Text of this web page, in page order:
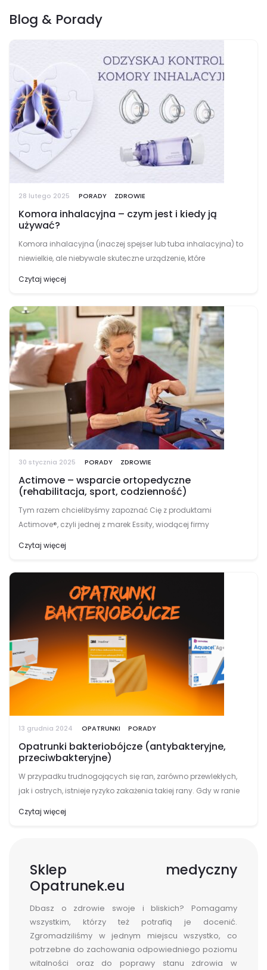
Blog & Porady
28 lutego 2025 PORADY ZDROWIE
Komora inhalacyjna – czym jest i kiedy ją
używać?
Komora inhalacyjna (inaczej spejser lub tuba inhalacyjna) to
niewielkie, ale niebywale skuteczne urządzenie, które
terapii chorób układu oddechowego. Spejsery są używane w
Czytaj więcej
30 stycznia 2025 PORADY ZDROWIE
Actimove – wsparcie ortopedyczne
(rehabilitacja, sport, codzienność)
Tym razem chcielibyśmy zapoznać Cię z produktami
Actimove®, czyli jednej z marek Essity, wiodącej firmy
produkty ortopedyczne przeznaczone dla osób borykających
Czytaj więcej
13 grudnia 2024 OPATRUNKI PORADY
Opatrunki bakteriobójcze (antybakteryjne,
przeciwbakteryjne)
W przypadku trudnogojących się ran, zarówno przewlekłych,
jak i ostrych, istnieje ryzyko zakażenia takiej rany. Gdy w ranie
leczenia. Na szczęście istnieje wiele…
Czytaj więcej
Sklep medyczny
Opatrunek.eu
Dbasz o zdrowie swoje i bliskich? Pomagamy
wszystkim, którzy też potrafią je docenić.
Zgromadziliśmy w jednym miejscu wszystko, co
potrzebne do zachowania odpowiedniego poziomu
witalności oraz do poprawy stanu zdrowia w